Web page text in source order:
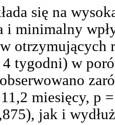
się na
i minimalny
otrzymujących
4 tygodni) w
miesięcy, p
jak i